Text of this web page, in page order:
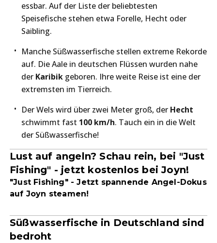
essbar. Auf der Liste der beliebtesten
Speisefische stehen etwa Forelle, Hecht oder
Saibling.
Manche Süßwasserfische stellen extreme Rekorde
auf. Die Aale in deutschen Flüssen wurden nahe
der Karibik geboren. Ihre weite Reise ist eine der
extremsten im Tierreich.
Der Wels wird über zwei Meter groß, der Hecht
schwimmt fast 100 km/h. Tauch ein in die Welt
der Süßwasserfische!
Lust auf angeln? Schau rein, bei "Just
Fishing" - jetzt kostenlos bei Joyn!
"Just Fishing" - Jetzt spannende Angel-Dokus
auf Joyn steamen!
Süßwasserfische in Deutschland sind
bedroht